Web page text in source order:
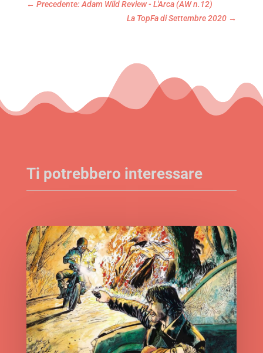
← Precedente: Adam Wild Review - L'Arca (AW n.12)
La TopFa di Settembre 2020 →
Ti potrebbero interessare